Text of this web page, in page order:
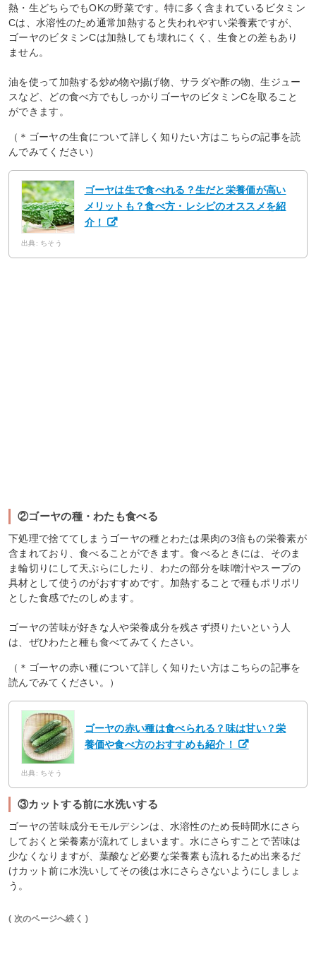
熱・生どちらでもOKの野菜です。特に多く含まれているビタミン
Cは、水溶性のため通常加熱すると失われやすい栄養素ですが、
ゴーヤのビタミンCは加熱しても壊れにくく、生食との差もあり
ません。
油を使って加熱する炒め物や揚げ物、サラダや酢の物、生ジュー
スなど、どの食べ方でもしっかりゴーヤのビタミンCを取ること
ができます。
（＊ゴーヤの生食について詳しく知りたい方はこちらの記事を読
んでみてください）
ゴーヤは生で食べれる？生だと栄養価が高い
メリットも？食べ方・レシピのオススメを紹
介！
出典: ちそう
②ゴーヤの種・わたも食べる
下処理で捨ててしまうゴーヤの種とわたは果肉の3倍もの栄養素が
含まれており、食べることができます。食べるときには、そのま
ま輪切りにして天ぷらにしたり、わたの部分を味噌汁やスープの
具材として使うのがおすすめです。加熱することで種もポリポリ
とした食感でたのしめます。
ゴーヤの苦味が好きな人や栄養成分を残さず摂りたいという人
は、ぜひわたと種も食べてみてくたさい。
（＊ゴーヤの赤い種について詳しく知りたい方はこちらの記事を
読んでみてください。）
ゴーヤの赤い種は食べられる？味は甘い？栄
養価や食べ方のおすすめも紹介！
出典: ちそう
③カットする前に水洗いする
ゴーヤの苦味成分モモルデシンは、水溶性のため長時間水にさら
しておくと栄養素が流れてしまいます。水にさらすことで苦味は
少なくなりますが、葉酸など必要な栄養素も流れるため出来るだ
けカット前に水洗いしてその後は水にさらさないようにしましょ
う。
( 次のページへ続く )